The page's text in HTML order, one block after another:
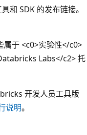
和 SDK 的发布链接。
于 <c0>实验性</c0>
Labs</c2> 托
开发人员工具版
说明。